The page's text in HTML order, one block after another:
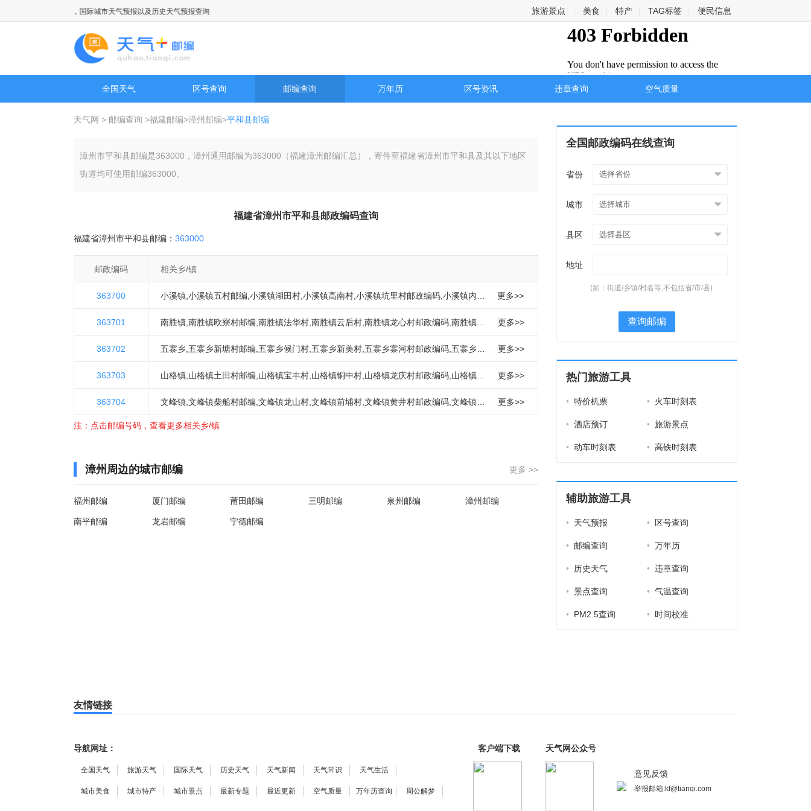
游景点天气预报，国际城市天气预报以及历史天气预报查询 旅游景点 美食 特产 TAG标签 便民信息
全国天气 区号查询 邮编查询 万年历 区号资讯 违章查询 空气质量
天气网 > 邮编查询 >福建邮编>漳州邮编>平和县邮编
漳州市平和县邮编是363000，漳州通用邮编为363000（福建漳州邮编汇总），寄件至福建省漳州市平和县及其以下地区
街道均可使用邮编363000。
福建省漳州市平和县邮政编码查询
福建省漳州市平和县邮编： 363000
邮政编码 相关乡/镇
363700 小溪镇, 小溪镇五村邮编 小溪镇湖田村, 小溪镇高南村, 小溪镇坑里村邮政编码, 小溪镇内林
村邮编
更多>>
363701 南胜镇, 南胜镇欧寮村邮编 南胜镇法华村, 南胜镇云后村, 南胜镇龙心村邮政编码, 南胜镇南
胜村邮编
更多>>
363702 五寨乡, 五寨乡新塘村邮编 五寨乡候门村, 五寨乡新美村, 五寨乡寨河村邮政编码, 五寨乡前
岭村邮编
更多>>
363703 山格镇, 山格镇土田村邮编 山格镇宝丰村, 山格镇铜中村, 山格镇龙庆村邮政编码, 山格镇高
际村邮编
更多>>
363704 文峰镇, 文峰镇柴船村邮编 文峰镇龙山村, 文峰镇前埔村, 文峰镇黄井村邮政编码, 文峰镇文
洋村邮编
更多>>
注：点击邮编号码，查看更多相关乡/镇
漳州周边的城市邮编 更多 >>
福州邮编 厦门邮编 莆田邮编 三明邮编 泉州邮编 漳州邮编
南平邮编 龙岩邮编 宁德邮编
全国邮政编码在线查询
省份
城市
县区
地址
(如：街道/乡镇/村名等,不包括省/市/县)
查询邮编
热门旅游工具
• 特价机票 • 火车时刻表
• 酒店预订 • 旅游景点
• 动车时刻表 • 高铁时刻表
辅助旅游工具
• 天气预报 • 区号查询
• 邮编查询 • 万年历
• 历史天气 • 违章查询
• 景点查询 • 气温查询
• PM2.5查询 • 时间校准
友情链接
导航网址：
全国天气 旅游天气 国际天气 历史天气 天气新闻 天气常识 天气生活
城市美食 城市特产 城市景点 最新专题 最近更新 空气质量 万年历查询 周公解梦
客户端下载 天气网公众号
意见反馈
举报邮箱:kf@tianqi.com